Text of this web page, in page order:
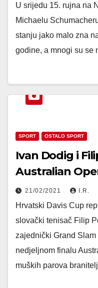
U srijedu 15. rujna na
Michaelu
stanju jako malo zna
godine, a mnogi su se
SPORT OSTALO SPORT
Ivan Dodig i
Australian
21/02/2021 I.R.
Hrvatski Davis Cup
slovački tenisač Filip
zajednički Grand
nedjeljnom finalu
muških parova